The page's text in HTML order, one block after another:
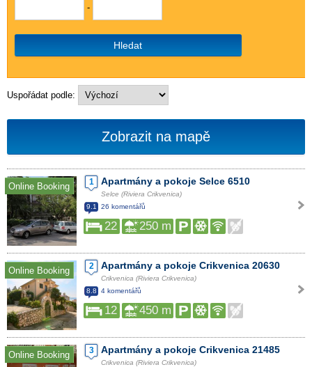
-
Hledat
Uspořádat podle:
Zobrazit na mapě
Online Booking 1 Apartmány a pokoje Selce 6510
Selce (Riviera Crikvenica)
9.1
26 komentářů
22 250 m
Online Booking 2 Apartmány a pokoje Crikvenica 20630
Crikvenica (Riviera Crikvenica)
8.8
4 komentářů
12 450 m
Online Booking 3 Apartmány a pokoje Crikvenica 21485
Crikvenica (Riviera Crikvenica)